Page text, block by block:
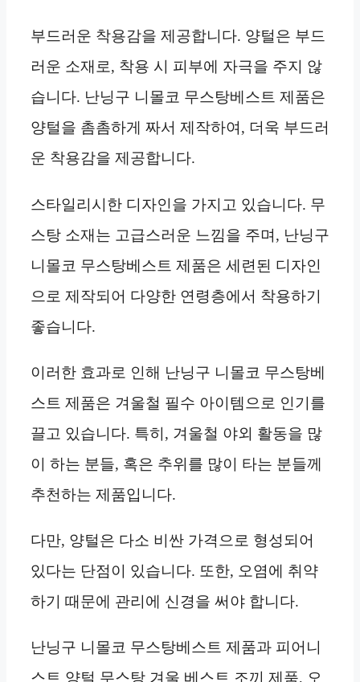
부드러운 착용감을 제공합니다. 양털은 부드
러운 소재로, 착용 시 피부에 자극을 주지 않
습니다. 난닝구 니몰코 무스탕베스트 제품은
양털을 촘촘하게 짜서 제작하여, 더욱 부드러
운 착용감을 제공합니다.
스타일리시한 디자인을 가지고 있습니다. 무
스탕 소재는 고급스러운 느낌을 주며, 난닝구
니몰코 무스탕베스트 제품은 세련된 디자인
으로 제작되어 다양한 연령층에서 착용하기
좋습니다.
이러한 효과로 인해 난닝구 니몰코 무스탕베
스트 제품은 겨울철 필수 아이템으로 인기를
끌고 있습니다. 특히, 겨울철 야외 활동을 많
이 하는 분들, 혹은 추위를 많이 타는 분들께
추천하는 제품입니다.
다만, 양털은 다소 비싼 가격으로 형성되어
있다는 단점이 있습니다. 또한, 오염에 취약
하기 때문에 관리에 신경을 써야 합니다.
난닝구 니몰코 무스탕베스트 제품과 피어니
스트 양털 무스탕 겨울 베스트 조끼 제품, 오